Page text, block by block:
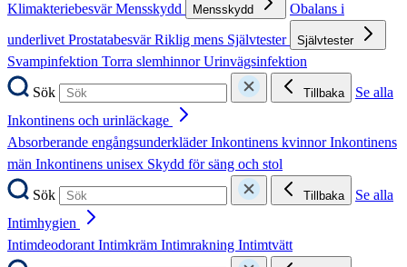
KlimakteriebesvärMensskydd Mensskydd
Obalans i
underlivetProstatabesvärRiklig mens Självtester Självtester
Svampinfektion Torra slemhinnorUrinvägsinfektion
Sök
Tillbaka
Se alla
Inkontinens och urinläckage
Absorberande engångsunderkläderInkontinens kvinnorInkontinens
män Inkontinens unisex Skydd för säng och stol
Sök
Tillbaka
Se alla
Intimhygien
IntimdeodorantIntimkräm Intimrakning Intimtvätt